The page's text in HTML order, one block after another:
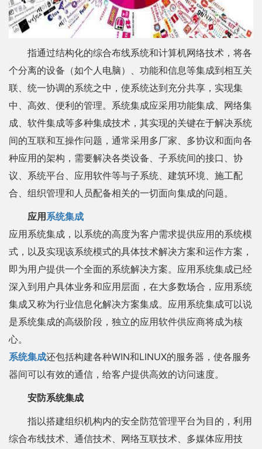
计算机网络系统集成
指通过结构化的综合布线系统和计算机网络技术，将各
个分离的设备（如个人电脑）、功能和信息等集成到相互关
联、统一协调的系统之中，使系统达到充分共享，实现集
中、高效、便利的管理。系统集成应采用功能集成、网络集
成、软件集成等多种集成技术，其实现的关键在于解决系统
间的互联和互操作问题，通常采用多厂家、多协议和面向各
种应用的架构，需要解决各类设备、子系统间的接口、协
议、系统平台、应用软件等与子系统、建筑环境、施工配
合、组织管理和人员配备相关的一切面向集成的问题。
应用系统集成
应用系统集成，以系统的高度为客户需求提供应用的系统模
式，以及实现该系统模式的具体技术解决方案和运作方案，
即为用户提供一个全面的系统解决方案。应用系统集成已经
深入到用户具体业务和应用层面，在大多数场合，应用系统
集成又称为行业信息化解决方案集成。应用系统集成可以说
是系统集成的高级阶段，独立的应用软件供应商将成为核
心。
系统集成还包括构建各种WIN和LINUX的服务器，使各服务
器间可以有效的通信，给客户提供高效的访问速度。
安防系统集成
指以搭建组织机构内的安全防范管理平台为目的，利用
综合布线技术、通信技术、网络互联技术、多媒体应用技